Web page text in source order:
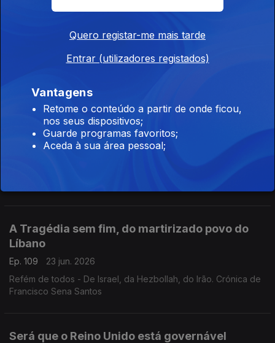
É tempo de primárias nos Estados Unidos
25 jun. 2026
democratas. Crónica de Francisco Sena Santos
Israel mantem Gaza como território interdito
A Tragédia sem fim, do martirizado povo do
Líbano
Ep. 109
23 jun. 2026
Refém de todos - De Israel, da Hezbollah, do Irão. Crónica de
Francisco Sena Santos
Será que o Reino Unido está governável
Quero registar-me mais tarde
Entrar (utilizadores registados)
Vantagens
Retome o conteúdo a partir de onde ficou,
nos seus dispositivos;
Guarde programas favoritos;
Aceda à sua área pessoal;